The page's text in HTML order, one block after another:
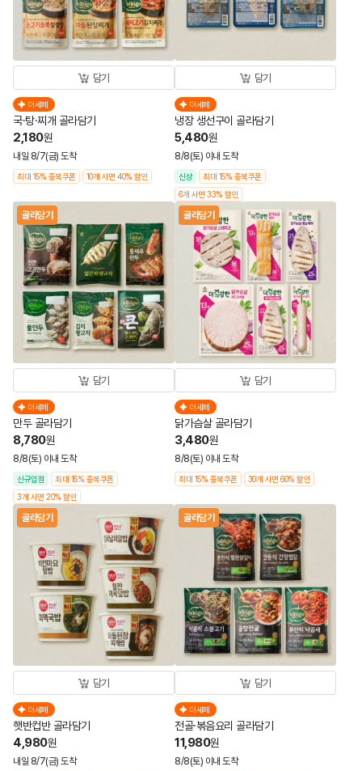
담기
더세페
국·탕·찌개 골라담기
2,180원
내일 8/7(금) 도착
최대 15% 중복쿠폰 10개 사면 40% 할인
담기
더세페
냉장 생선구이 골라담기
5,480원
8/8(토) 이내 도착
신상
최대 15% 중복쿠폰
6개 사면 33% 할인
골라담기
담기
더세페
만두 골라담기
8,780원
8/8(토) 이내 도착
신규입점
최대 15% 중복쿠폰
3개 사면 20% 할인
골라담기
담기
더세페
닭가슴살 골라담기
3,480원
8/8(토) 이내 도착
최대 15% 중복쿠폰 30개 사면 60% 할인
골라담기
담기
더세페
햇반컵반 골라담기
4,980원
내일 8/7(금) 도착
골라담기
담기
더세페
전골·볶음요리 골라담기
11,980원
8/8(토) 이내 도착